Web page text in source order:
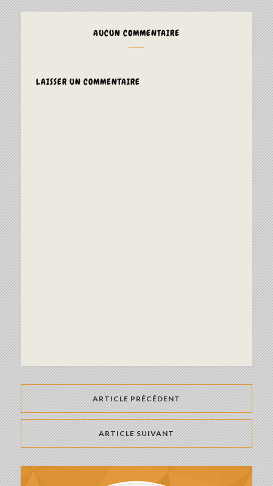
AUCUN COMMENTAIRE
LAISSER UN COMMENTAIRE
ARTICLE PRÉCÉDENT
ARTICLE SUIVANT